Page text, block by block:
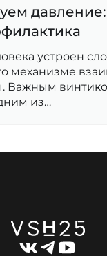
устроен
механизме
Важным
из…